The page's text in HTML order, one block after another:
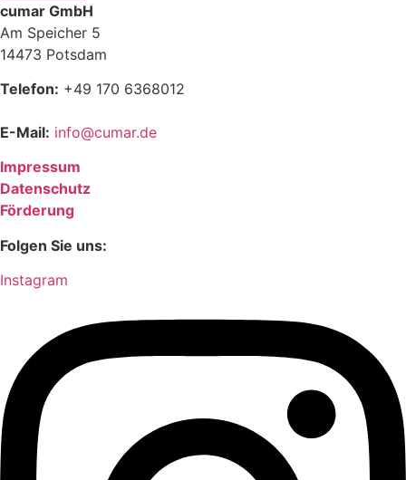
cumar GmbH
Am Speicher 5
14473 Potsdam
Telefon: +49 170 6368012
E-Mail: info@cumar.de
Impressum
Datenschutz
Förderung
Folgen Sie uns:
Instagram